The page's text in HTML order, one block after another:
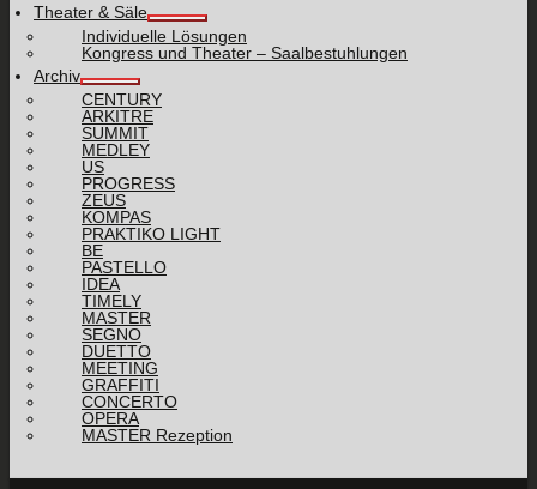
Theater & Säle
Individuelle Lösungen
Kongress und Theater – Saalbestuhlungen
Archiv
CENTURY
ARKITRE
SUMMIT
MEDLEY
US
PROGRESS
ZEUS
KOMPAS
PRAKTIKO LIGHT
BE
PASTELLO
IDEA
TIMELY
MASTER
SEGNO
DUETTO
MEETING
GRAFFITI
CONCERTO
OPERA
MASTER Rezeption